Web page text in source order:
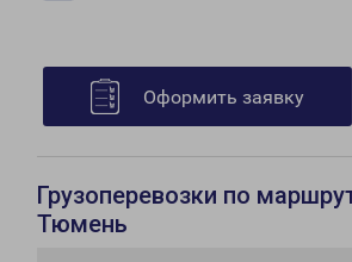
Оформить заявку
Грузоперевозки по
Тюмень